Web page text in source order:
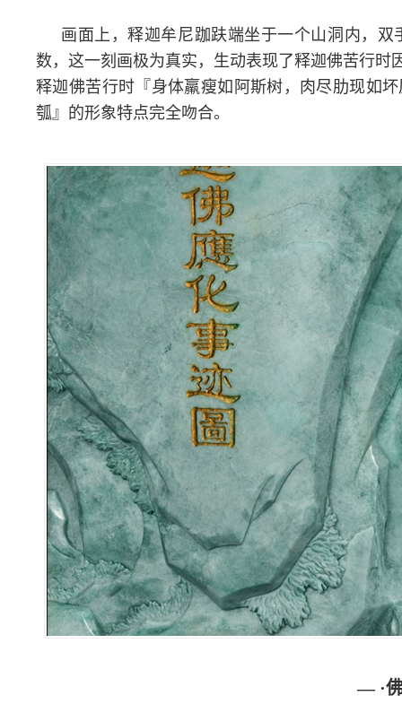
画面上，释迦牟尼跏趺端坐于一个山洞内，
数，这一刻画极为真实，生动表现了释迦佛苦行
释迦佛苦行时『身体羸瘦如阿斯树，肉尽肋现如
瓠』的形象特点完全吻合。
— ·